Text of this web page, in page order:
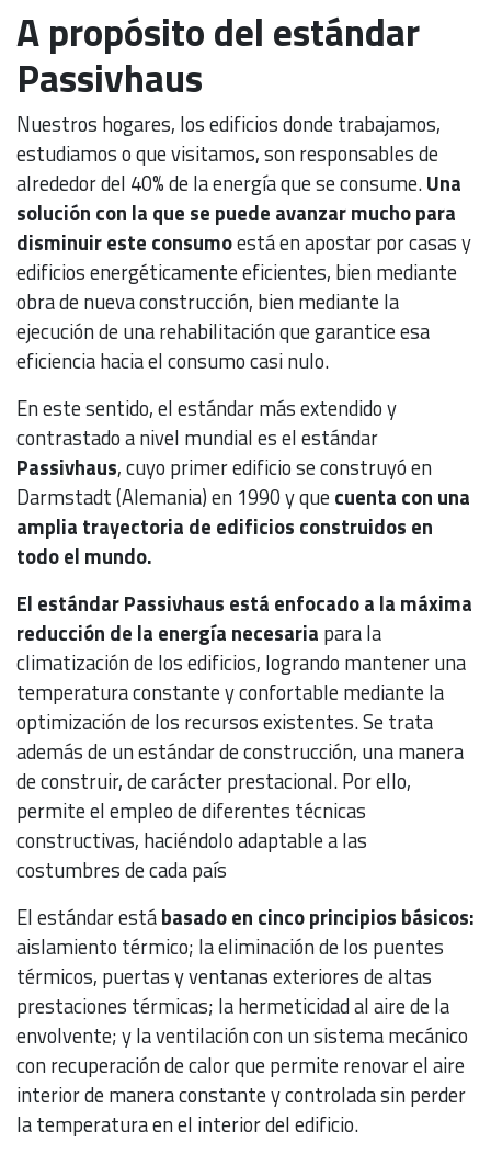
A propósito del estándar
Passivhaus
Nuestros hogares, los edificios donde trabajamos,
estudiamos o que visitamos, son responsables de
alrededor del 40% de la energía que se consume.Una
solución con la que se puede avanzar mucho para
disminuir este consumoestá en apostar por casas y
edificios energéticamente eficientes, bien mediante
obra de nueva construcción, bien mediante la
ejecución de una rehabilitación que garantice esa
eficiencia hacia el consumo casi nulo.
En este sentido, el estándar más extendido y
contrastado a nivel mundial es el estándar
Passivhaus, cuyo primer edificio se construyó en
Darmstadt (Alemania) en 1990 y quecuenta con una
amplia trayectoria de edificios construidos en
todo el mundo.
El estándar Passivhaus está enfocado a la máxima
reducción de la energía necesaria para la
climatización de los edificios, logrando mantener una
temperatura constante y confortable mediante la
optimización de los recursos existentes. Se trata
además de un estándar de construcción, una manera
de construir, de carácter prestacional. Por ello,
permite el empleo de diferentes técnicas
constructivas, haciéndolo adaptable a las
costumbres de cada país
El estándar estábasado en cinco principios básicos:
aislamiento térmico; la eliminación de los puentes
térmicos, puertas y ventanas exteriores de altas
prestaciones térmicas; la hermeticidad al aire de la
envolvente; y la ventilación con un sistema mecánico
con recuperación de calor que permite renovar el aire
interior de manera constante y controlada sin perder
la temperatura en el interior del edificio.